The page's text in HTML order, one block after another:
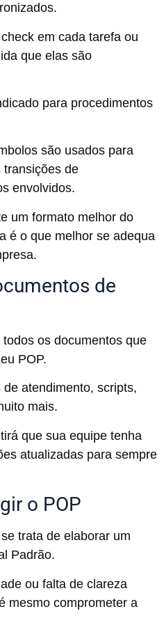
em cada tarefa ou
que elas são
para procedimentos
são usados para
transições de
envolvidos.
um formato melhor do
é o que melhor se adequa
de
os documentos que
POP.
atendimento, scripts,
mais.
que sua equipe tenha
atualizadas para sempre
o POP
trata de elaborar um
Padrão.
ou falta de clareza
mesmo comprometer a